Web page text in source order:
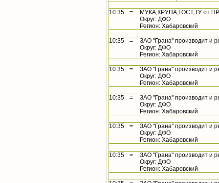
10:35 =
МУКА,КРУПА,ГОСТ,ТУ от
Округ: ДФО
Регион: Хабаровский
10:35 =
ЗАО "Грана" производит и
Округ: ДФО
Регион: Хабаровский
10:35 =
ЗАО "Грана" производит и
Округ: ДФО
Регион: Хабаровский
10:35 =
ЗАО "Грана" производит и
Округ: ДФО
Регион: Хабаровский
10:35 =
ЗАО "Грана" производит и
Округ: ДФО
Регион: Хабаровский
10:35 =
ЗАО "Грана" производит и
Округ: ДФО
Регион: Хабаровский